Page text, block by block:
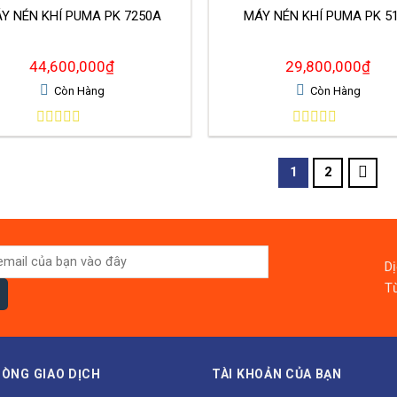
NÉN KHÍ PUMA PK 7250A
44,600,000₫
Còn Hàng
0
MÁY NÉN KHÍ PUMA PK
29,800,000₫
Còn Hàng
0
of
5
1 2
GIAO DỊCH TÀI KHOẢN CỦA BẠN